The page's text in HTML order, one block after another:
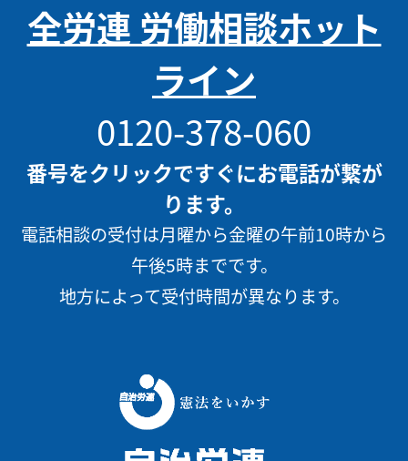
全労連 労働相談ホット
ライン
0120-378-060
番号をクリックですぐにお電話が繋が
ります。
電話相談の受付は月曜から金曜の午前10時から
午後5時までです。
地方によって受付時間が異なります。